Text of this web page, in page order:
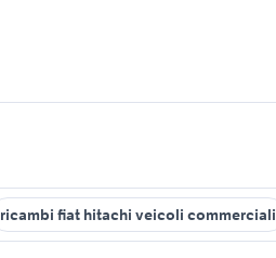
ricambi fiat hitachi veicoli commerciali